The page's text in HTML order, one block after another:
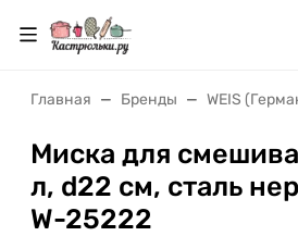
Главная Бренды WEIS
Миска для
л, d22 см, сталь
W-25222